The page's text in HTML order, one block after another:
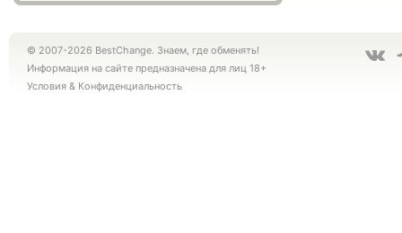
© 2007-2026 BestChange. Знаем, где обменять!
Информация на сайте предназначена для лиц 18+
Условия & Конфиденциальность